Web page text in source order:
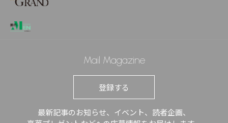
Mail Magazine
登録する
最新記事のお知らせ、イベント、読者企画、